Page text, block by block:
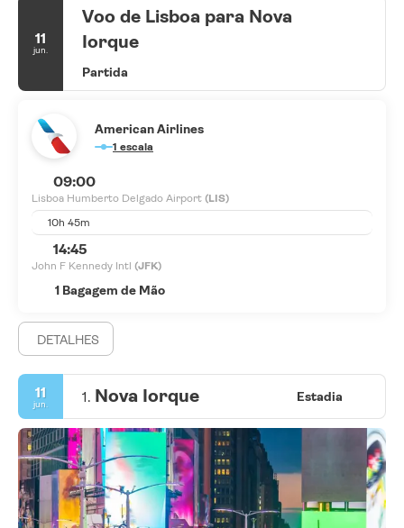
11
jun.
Voo de Lisboa para Nova
Iorque
Partida
American Airlines
1 escala
09:00
Lisboa Humberto Delgado Airport (LIS)
10h 45m
14:45
John F Kennedy Intl (JFK)
1 Bagagem de Mão
DETALHES
11
jun. 1. Nova Iorque Estadia